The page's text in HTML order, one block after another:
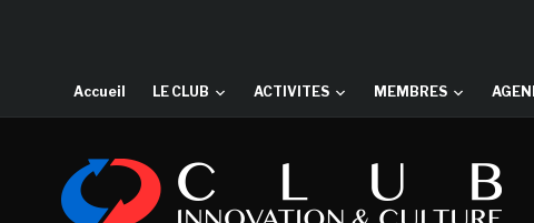
Accueil LE CLUB ACTIVITES MEMBRES